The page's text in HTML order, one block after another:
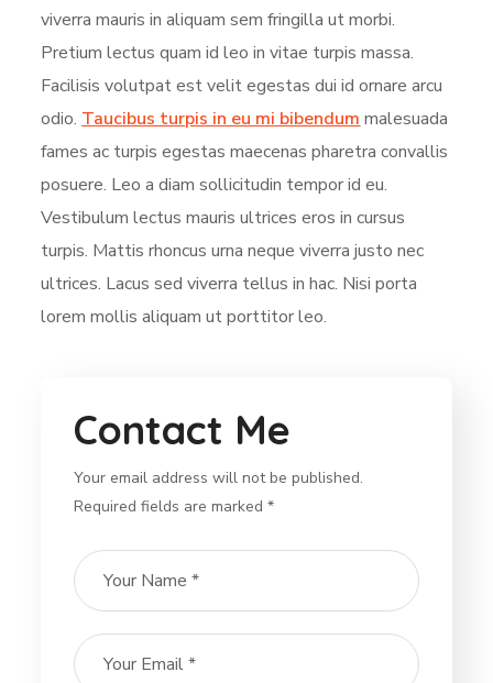
viverra mauris in aliquam sem fringilla ut morbi.
Pretium lectus quam id leo in vitae turpis massa.
Facilisis volutpat est velit egestas dui id ornare arcu
odio. Taucibus turpis in eu mi bibendum malesuada
fames ac turpis egestas maecenas pharetra convallis
posuere. Leo a diam sollicitudin tempor id eu.
Vestibulum lectus mauris ultrices eros in cursus
turpis. Mattis rhoncus urna neque viverra justo nec
ultrices. Lacus sed viverra tellus in hac. Nisi porta
lorem mollis aliquam ut porttitor leo.
Contact Me
Your email address will not be published.
Required fields are marked *